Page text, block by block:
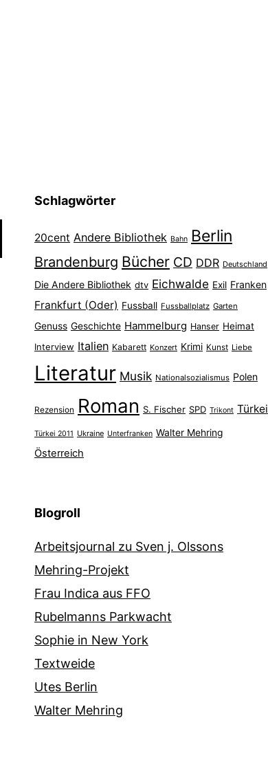
Schlagwörter
20cent Andere Bibliothek Bahn Berlin
Brandenburg Bücher CD DDR Deutschland
Die Andere Bibliothek dtv Eichwalde Exil Franken
Frankfurt (Oder) Fussball Fussballplatz Garten
Genuss Geschichte Hammelburg Hanser Heimat
Interview Italien Kabarett Konzert Krimi Kunst Liebe
Literatur Musik Nationalsozialismus Polen
Rezension Roman S. Fischer SPD Trikont Türkei
Türkei 2011 Ukraine Unterfranken Walter Mehring
Österreich
Blogroll
Arbeitsjournal zu Sven j. Olssons
Mehring-Projekt
Frau Indica aus FFO
Rubelmanns Parkwacht
Sophie in New York
Textweide
Utes Berlin
Walter Mehring